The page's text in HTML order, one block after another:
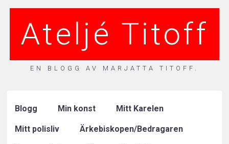
Ateljé Titoff
EN BLOGG AV MARJATTA TITOFF.
Blogg Min konst Mitt Karelen
Mitt polisliv Ärkebiskopen/Bedragaren